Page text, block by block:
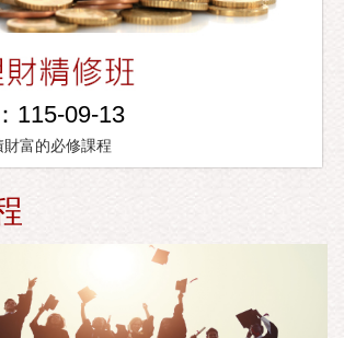
115-09-13
富的必修課程